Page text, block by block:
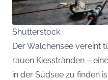
Shutterstock
Der Walchensee vereint
rauen Kiesstränden –
in der Südsee zu finden